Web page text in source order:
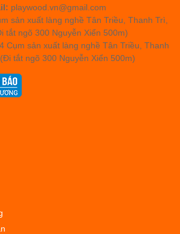
playwood.vn@gmail.com
sản xuất làng nghề Tân Triều, Thanh Trì,
tắt ngõ 300 Nguyễn Xiển 500m)
Cụm sản xuất làng nghề Tân Triều, Thanh
tắt ngõ 300 Nguyễn Xiển 500m)